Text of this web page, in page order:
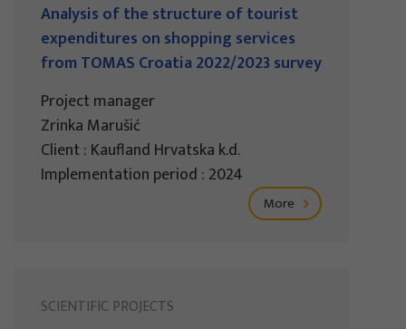
Analysis of the structure of tourist
expenditures on shopping services
from TOMAS Croatia 2022/2023 survey
Project manager
Zrinka Marušić
Client : Kaufland Hrvatska k.d.
Implementation period : 2024
More
SCIENTIFIC PROJECTS